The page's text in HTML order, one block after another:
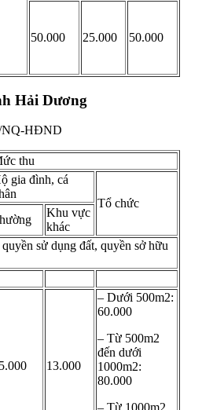
50.000 25.000 50.000
Hải Dương
NQ-HĐND
thu
gia đình, cá
Tổ chức
Khu vực
khác
sử dụng đất, quyền sở hữu
13.000
– Dưới 500m2:
60.000
– Từ 500m2
đến dưới
1000m2:
80.000